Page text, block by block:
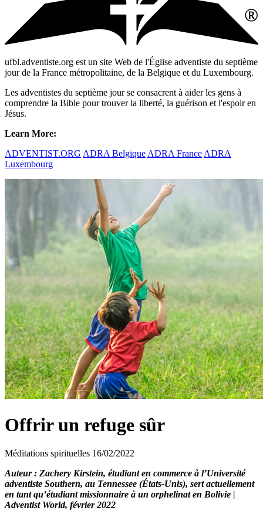
ufbl.adventiste.org est un site Web de l'Église adventiste du septième
jour de la France métropolitaine, de la Belgique et du Luxembourg.
Les adventistes du septième jour se consacrent à aider les gens à
comprendre la Bible pour trouver la liberté, la guérison et l'espoir en
Jésus.
Learn More:
ADVENTIST.ORG ADRA Belgique ADRA France ADRA
Luxembourg
Offrir un refuge sûr
Méditations spirituelles 16/02/2022
Auteur : Zachery Kirstein, étudiant en commerce à l’Université
adventiste Southern, au Tennessee (États-Unis), sert actuellement
en tant qu’étudiant missionnaire à un orphelinat en Bolivie |
Adventist World, février 2022